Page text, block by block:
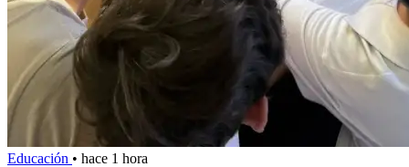
Educación • hace 1 hora